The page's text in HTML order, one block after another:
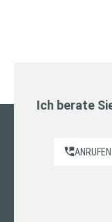
Ich berate
ANRUFEN